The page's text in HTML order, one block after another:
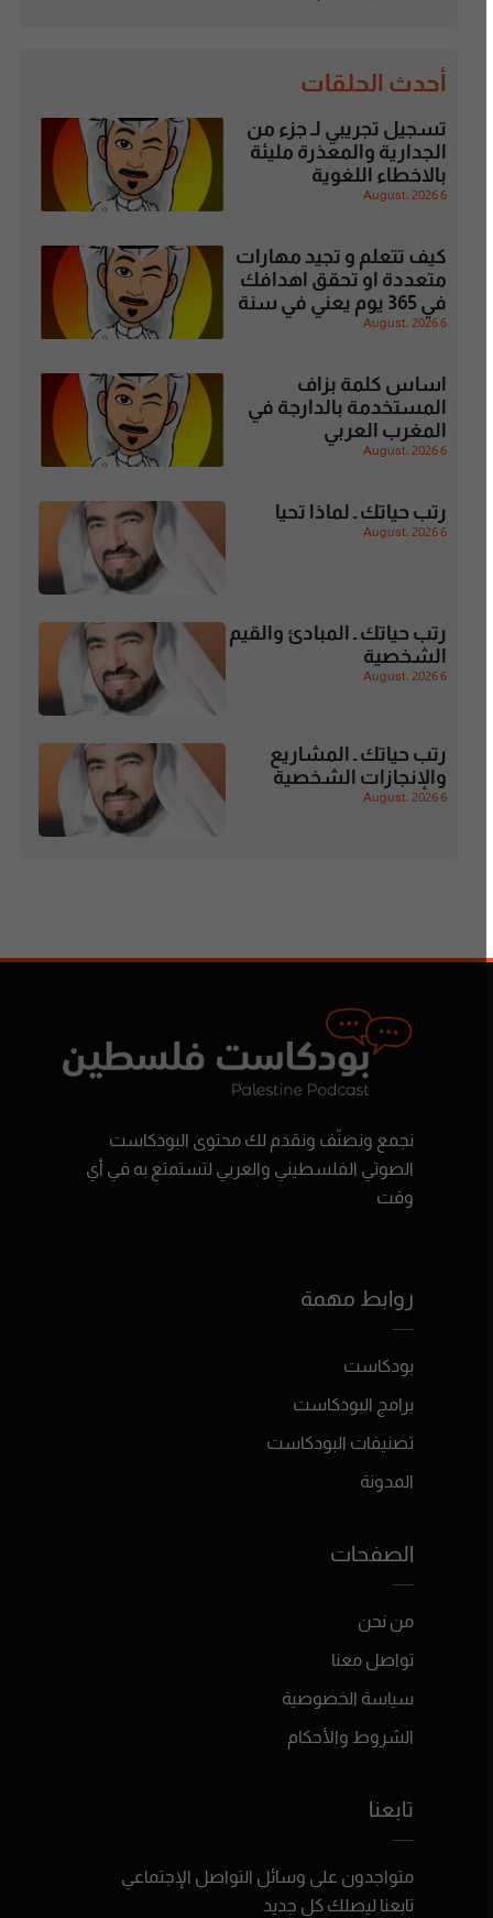
أحدث الحلقات
تسجيل تجريبي لـ جزء من
الجدارية والمعذرة مليئة
بالاخطاء اللغوية
6 August، 2026
كيف تتعلم و تجيد مهارات
متعددة او تحقق اهدافك
في 365 يوم يعني في سنة
6 August، 2026
اساس كلمة بزاف
المستخدمة بالدارجة في
المغرب العربي
6 August، 2026
رتب حياتك ـ لماذا تحيا
6 August، 2026
رتب حياتك ـ المبادئ والقيم
الشخصية
6 August، 2026
رتب حياتك ـ المشاريع
والإنجازات الشخصية
6 August، 2026
نجمع ونصنّف ونقدم لك محتوى البودكاست
الصوتي الفلسطيني والعربي لتستمتع به في أي
وقت
روابط مهمة
بودكاست
برامج البودكاست
تصنيفات البودكاست
المدونة
الصفحات
من نحن
تواصل معنا
سياسة الخصوصية
الشروط والأحكام
تابعنا
متواجدون على وسائل التواصل الإجتماعي
تابعنا ليصلك كل جديد